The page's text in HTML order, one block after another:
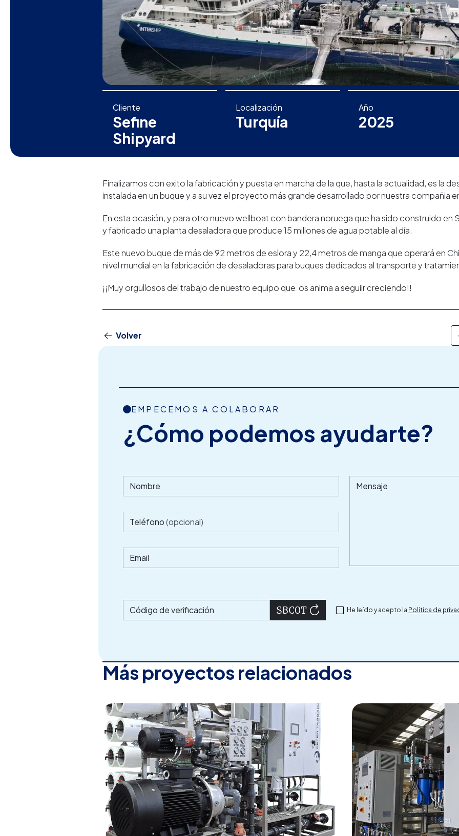
Cliente
Sefine
Shipyard
Localización
Turquía
Año
2025
Finalizamos con exito la fabricación y puesta en marcha de la que, hasta la actualidad, es la
instalada en un buque y a su vez el proyecto más grande desarrollado por nuestra compañia
En esta ocasión, y para otro nuevo wellboat con bandera noruega que ha sido construido en
y fabricado una planta desaladora que produce 15 millones de agua potable al día.
Este nuevo buque de más de 92 metros de eslora y 22,4 metros de manga que operará en
nivel mundial en la fabricación de desaladoras para buques dedicados al transporte y
¡¡Muy orgullosos del trabajo de nuestro equipo que os anima a seguiir creciendo!!
Volver
EMPECEMOS A COLABORAR
¿Cómo podemos ayudarte?
Nombre
Teléfono(opcional)
Email
Mensaje
Código de verificación He leído y acepto la Política de
Más proyectos relacionados